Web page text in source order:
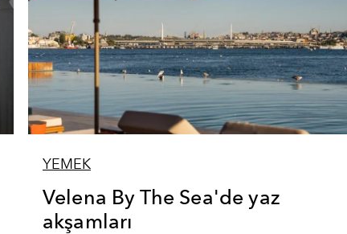
YEMEK
Velena By The Sea'de yaz
akşamları